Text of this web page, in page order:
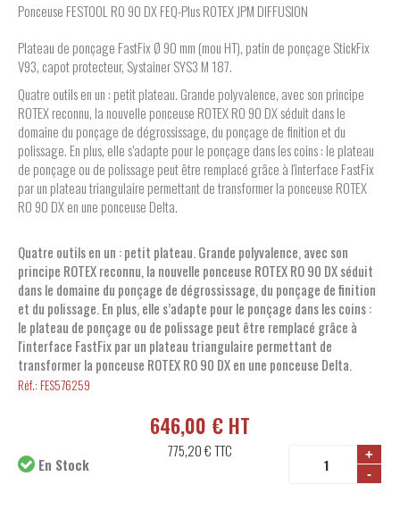
Ponceuse FESTOOL RO 90 DX FEQ-Plus ROTEX JPM DIFFUSION
Plateau de ponçage FastFix Ø 90 mm (mou HT), patin de ponçage StickFix
V93, capot protecteur, Systainer SYS3 M 187.
Quatre outils en un : petit plateau. Grande polyvalence, avec son principe
ROTEX reconnu, la nouvelle ponceuse ROTEX RO 90 DX séduit dans le
domaine du ponçage de dégrossissage, du ponçage de finition et du
polissage. En plus, elle s’adapte pour le ponçage dans les coins : le plateau
de ponçage ou de polissage peut être remplacé grâce à l'interface FastFix
par un plateau triangulaire permettant de transformer la ponceuse ROTEX
RO 90 DX en une ponceuse Delta.
Quatre outils en un : petit plateau. Grande polyvalence, avec son
principe ROTEX reconnu, la nouvelle ponceuse ROTEX RO 90 DX séduit
dans le domaine du ponçage de dégrossissage, du ponçage de finition
et du polissage. En plus, elle s’adapte pour le ponçage dans les coins :
le plateau de ponçage ou de polissage peut être remplacé grâce à
l'interface FastFix par un plateau triangulaire permettant de
transformer la ponceuse ROTEX RO 90 DX en une ponceuse Delta.
Réf.: FES576259
646,00 € HT
775,20 €TTC
+
-
En Stock